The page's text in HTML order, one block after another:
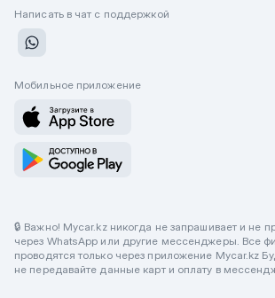
Написать в чат с поддержкой
Мобильное приложение
🔒 Важно! Mycar.kz никогда не запрашивает и не
через WhatsApp или другие мессенджеры. Все
проводятся только через приложение Mycar.kz
не передавайте данные карт и оплату в